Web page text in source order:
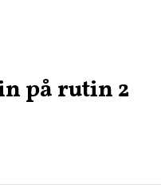
på rutin 2